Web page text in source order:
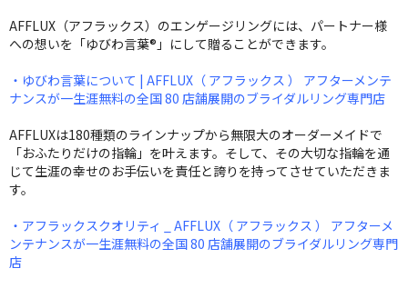
AFFLUX（アフラックス）のエンゲージリングには、パートナー様
への想いを「ゆびわ言葉®」にして贈ることができます。
・ゆびわ言葉について | AFFLUX（ アフラックス ） アフターメンテ
ナンスが一生涯無料の全国 80 店舗展開のブライダルリング専門店
AFFLUXは180種類のラインナップから無限大のオーダーメイドで
「おふたりだけの指輪」を叶えます。そして、その大切な指輪を通
じて生涯の幸せのお手伝いを責任と誇りを持ってさせていただきま
す。
・アフラックスクオリティ _ AFFLUX（ アフラックス ） アフターメ
ンテナンスが一生涯無料の全国 80 店舗展開のブライダルリング専門
店